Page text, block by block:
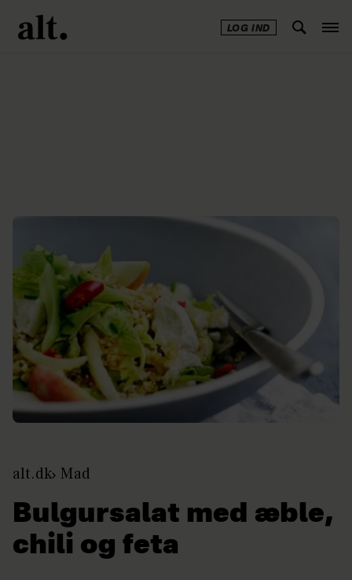
LOG IND
alt.dk Mad
Bulgursalat med æble,
chili og feta